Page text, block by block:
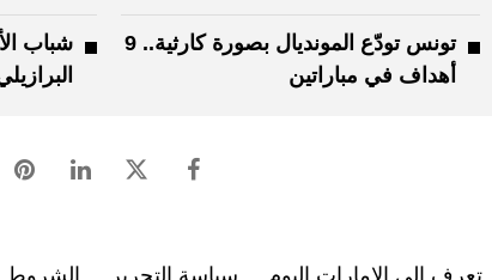
تونس تودّع المونديال بصورة كارثية.. 9
أهداف في مباراتين
شباب